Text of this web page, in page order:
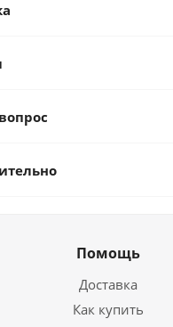
Помощь
Доставка
Как купить